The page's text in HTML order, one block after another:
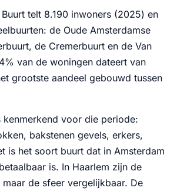
telt 8.190 inwoners (2025) en
de Oude Amsterdamse
de Cremerbuurt en de Van
van de woningen dateert van
grootste aandeel gebouwd tussen
kenmerkend voor die periode:
bakstenen gevels, erkers,
is het soort buurt dat in Amsterdam
is. In Haarlem zijn de
de sfeer vergelijkbaar. De